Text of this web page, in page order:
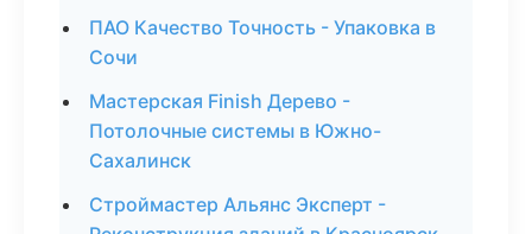
ПАО Качество Точность - Упаковка в
Сочи
Мастерская Finish Дерево -
Потолочные системы в Южно-
Сахалинск
Строймастер Альянс Эксперт -